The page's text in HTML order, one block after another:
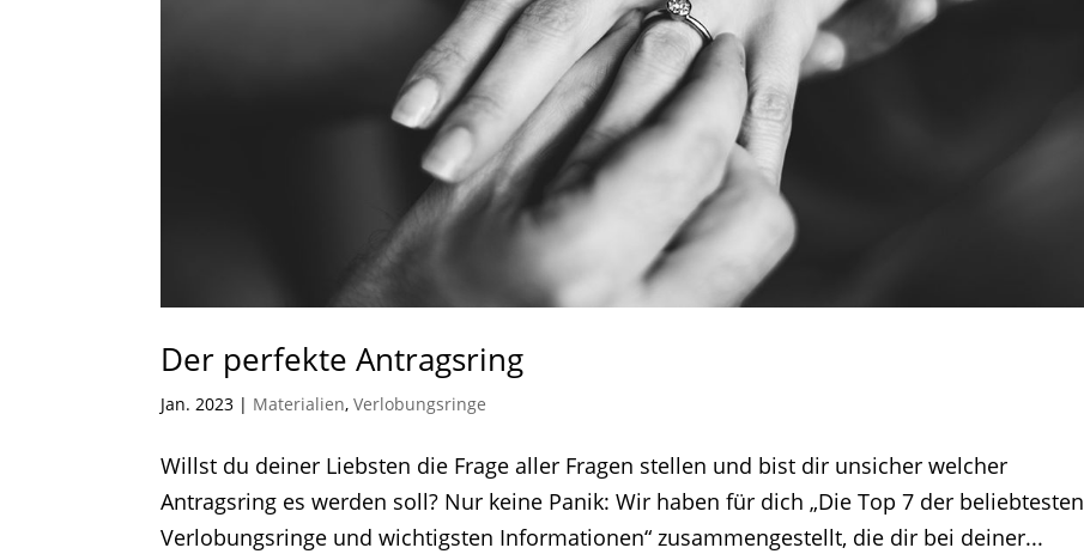
Der perfekte Antragsring
Jan. 2023 | Materialien,Verlobungsringe
Willst du deiner Liebsten die Frage aller Fragen stellen und bist dir unsicher welcher
Antragsring es werden soll? Nur keine Panik: Wir haben für dich „Die Top 7 der beliebtesten
Verlobungsringe und wichtigsten Informationen“ zusammengestellt, die dir bei deiner...